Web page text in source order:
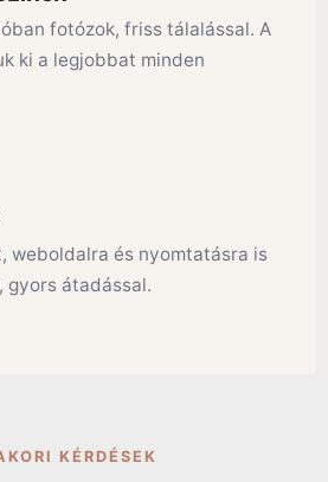
fotózok, friss tálalással. A
ki a legjobbat minden
weboldalra és nyomtatásra is
gyors átadással.
KÉRDÉSEK